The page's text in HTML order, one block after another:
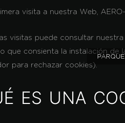
visita a nuestra Web, AERO-
visitas puede consultar
que consienta la instalación de
para rechazar cookies).
ES UNA